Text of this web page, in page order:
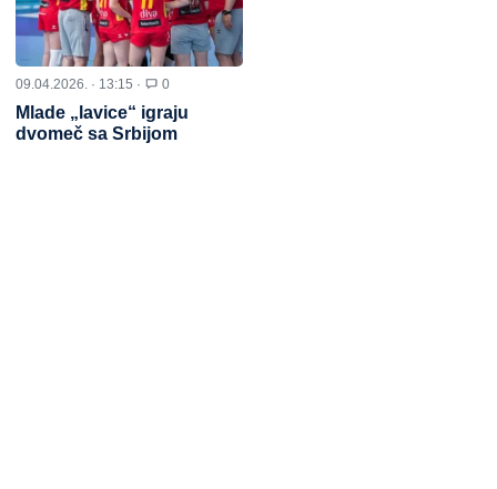
09.04.2026. · 13:15 · 0
Mlade „lavice“ igraju
dvomeč sa Srbijom